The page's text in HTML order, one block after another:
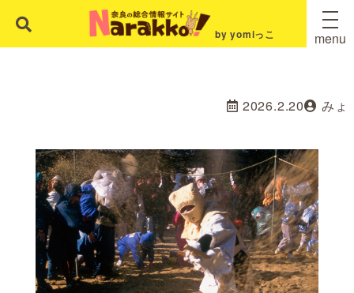
by yomiっこ menu
2026.2.20 みょ